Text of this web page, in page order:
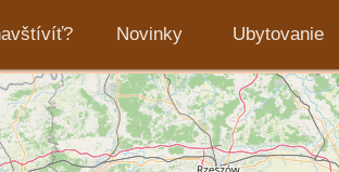
Novinky Ubytovanie